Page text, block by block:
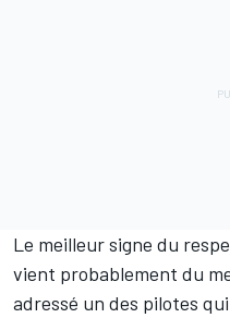
Le meilleur signe du
vient probablement du
adressé un des pilotes